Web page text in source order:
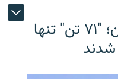
موج تازه اعدام‌ها در ایران؛ "۷۱ تن" تنها
شدند